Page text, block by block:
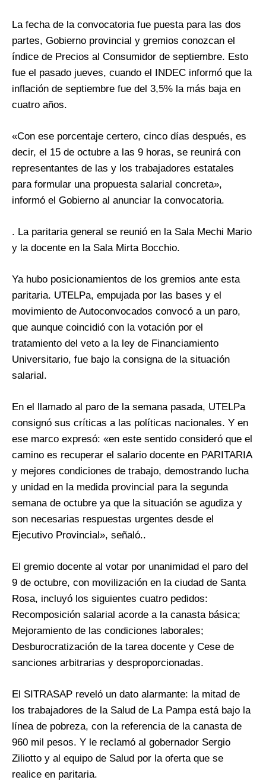
La fecha de la convocatoria fue puesta para las dos
partes, Gobierno provincial y gremios conozcan el
índice de Precios al Consumidor de septiembre. Esto
fue el pasado jueves, cuando el INDEC informó que la
inflación de septiembre fue del 3,5% la más baja en
cuatro años.
«Con ese porcentaje certero, cinco días después, es
decir, el 15 de octubre a las 9 horas, se reunirá con
representantes de las y los trabajadores estatales
para formular una propuesta salarial concreta»,
informó el Gobierno al anunciar la convocatoria.
. La paritaria general se reunió en la Sala Mechi Mario
y la docente en la Sala Mirta Bocchio.
Ya hubo posicionamientos de los gremios ante esta
paritaria. UTELPa, empujada por las bases y el
movimiento de Autoconvocados convocó a un paro,
que aunque coincidió con la votación por el
tratamiento del veto a la ley de Financiamiento
Universitario, fue bajo la consigna de la situación
salarial.
En el llamado al paro de la semana pasada, UTELPa
consignó sus críticas a las políticas nacionales. Y en
ese marco expresó: «en este sentido consideró que el
camino es recuperar el salario docente en PARITARIA
y mejores condiciones de trabajo, demostrando lucha
y unidad en la medida provincial para la segunda
semana de octubre ya que la situación se agudiza y
son necesarias respuestas urgentes desde el
Ejecutivo Provincial», señaló..
El gremio docente al votar por unanimidad el paro del
9 de octubre, con movilización en la ciudad de Santa
Rosa, incluyó los siguientes cuatro pedidos:
Recomposición salarial acorde a la canasta básica;
Mejoramiento de las condiciones laborales;
Desburocratización de la tarea docente y Cese de
sanciones arbitrarias y desproporcionadas.
El SITRASAP reveló un dato alarmante: la mitad de
los trabajadores de la Salud de La Pampa está bajo la
línea de pobreza, con la referencia de la canasta de
960 mil pesos. Y le reclamó al gobernador Sergio
Ziliotto y al equipo de Salud por la oferta que se
realice en paritaria.